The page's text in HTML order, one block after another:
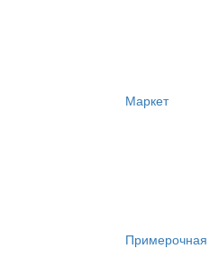
Маркет
Примерочная